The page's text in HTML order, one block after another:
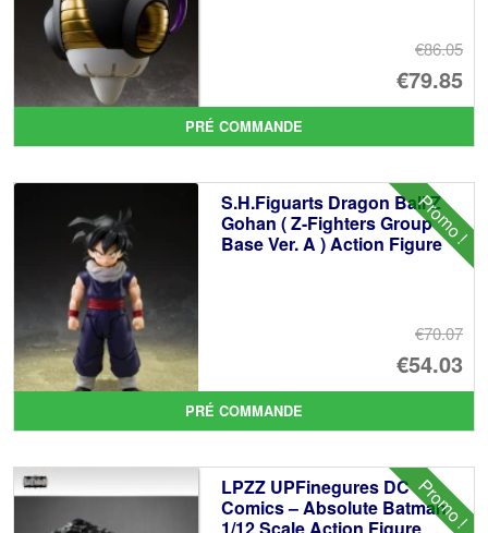
€86.05
Le
€79.85
Le
PRÉ COMMANDE
Promo !
S.H.Figuarts Dragon Ball Z
Gohan ( Z-Fighters Group
Base Ver. A ) Action Figure
€70.07
Le
€54.03
Le
PRÉ COMMANDE
Promo !
LPZZ UPFinegures DC
Comics – Absolute Batman
1/12 Scale Action Figure